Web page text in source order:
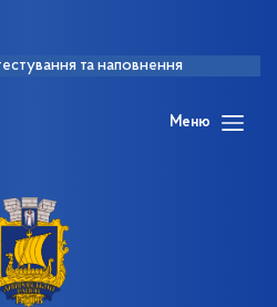
та наповнення
Меню